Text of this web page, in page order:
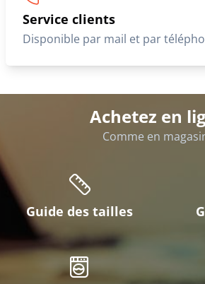
Service clients
Disponible par mail et par
Achetez en
Comme en
Guide des tailles